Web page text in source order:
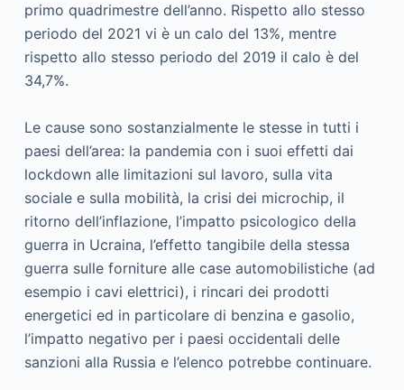
primo quadrimestre dell’anno. Rispetto allo stesso
periodo del 2021 vi è un calo del 13%, mentre
rispetto allo stesso periodo del 2019 il calo è del
34,7%.
Le cause sono sostanzialmente le stesse in tutti i
paesi dell’area: la pandemia con i suoi effetti dai
lockdown alle limitazioni sul lavoro, sulla vita
sociale e sulla mobilità, la crisi dei microchip, il
ritorno dell’inflazione, l’impatto psicologico della
guerra in Ucraina, l’effetto tangibile della stessa
guerra sulle forniture alle case automobilistiche (ad
esempio i cavi elettrici), i rincari dei prodotti
energetici ed in particolare di benzina e gasolio,
l’impatto negativo per i paesi occidentali delle
sanzioni alla Russia e l’elenco potrebbe continuare.